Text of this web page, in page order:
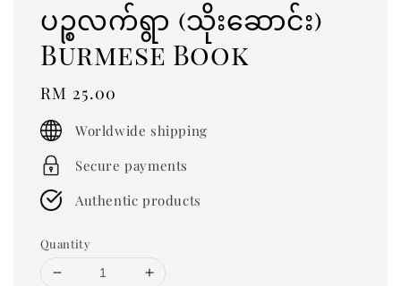
ပဉ္စလက်ရွာ (သိုးဆောင်း)
Burmese Book
Regular
price
RM 25.00
Worldwide shipping
Secure payments
Authentic products
Quantity